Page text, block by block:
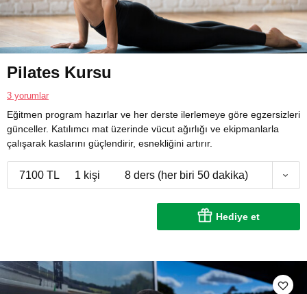
Pilates Kursu
3 yorumlar
Eğitmen program hazırlar ve her derste ilerlemeye göre egzersizleri
günceller. Katılımcı mat üzerinde vücut ağırlığı ve ekipmanlarla
çalışarak kaslarını güçlendirir, esnekliğini artırır.
7100 TL 1 kişi 8 ders (her biri 50 dakika)
Hediye et